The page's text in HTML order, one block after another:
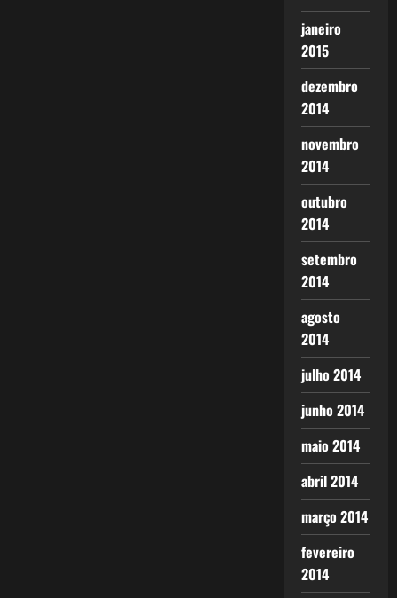
janeiro
2015
dezembro
2014
novembro
2014
outubro
2014
setembro
2014
agosto
2014
julho 2014
junho 2014
maio 2014
abril 2014
março 2014
fevereiro
2014